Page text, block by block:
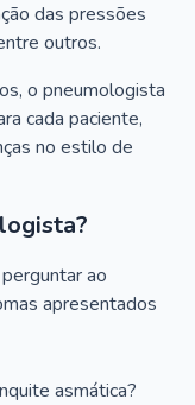
das pressões
outros.
o pneumologista
cada paciente,
no estilo de
ao
apresentados
asmática?